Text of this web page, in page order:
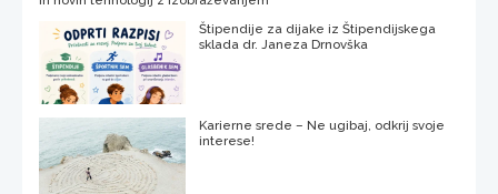
Štipendije za dijake iz Štipendijskega
sklada dr. Janeza Drnovška
Karierne srede – Ne ugibaj, odkrij svoje
interese!